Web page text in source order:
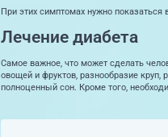
При этих симптомах нужно показаться
Лечение диабета
Самое важное, что может сделать
овощей и фруктов, разнообразие круп,
полноценный сон. Кроме того,